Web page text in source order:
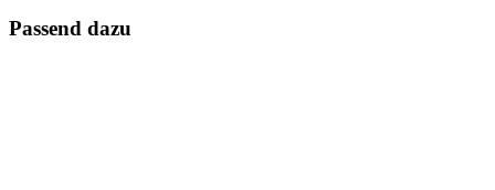
Passend dazu